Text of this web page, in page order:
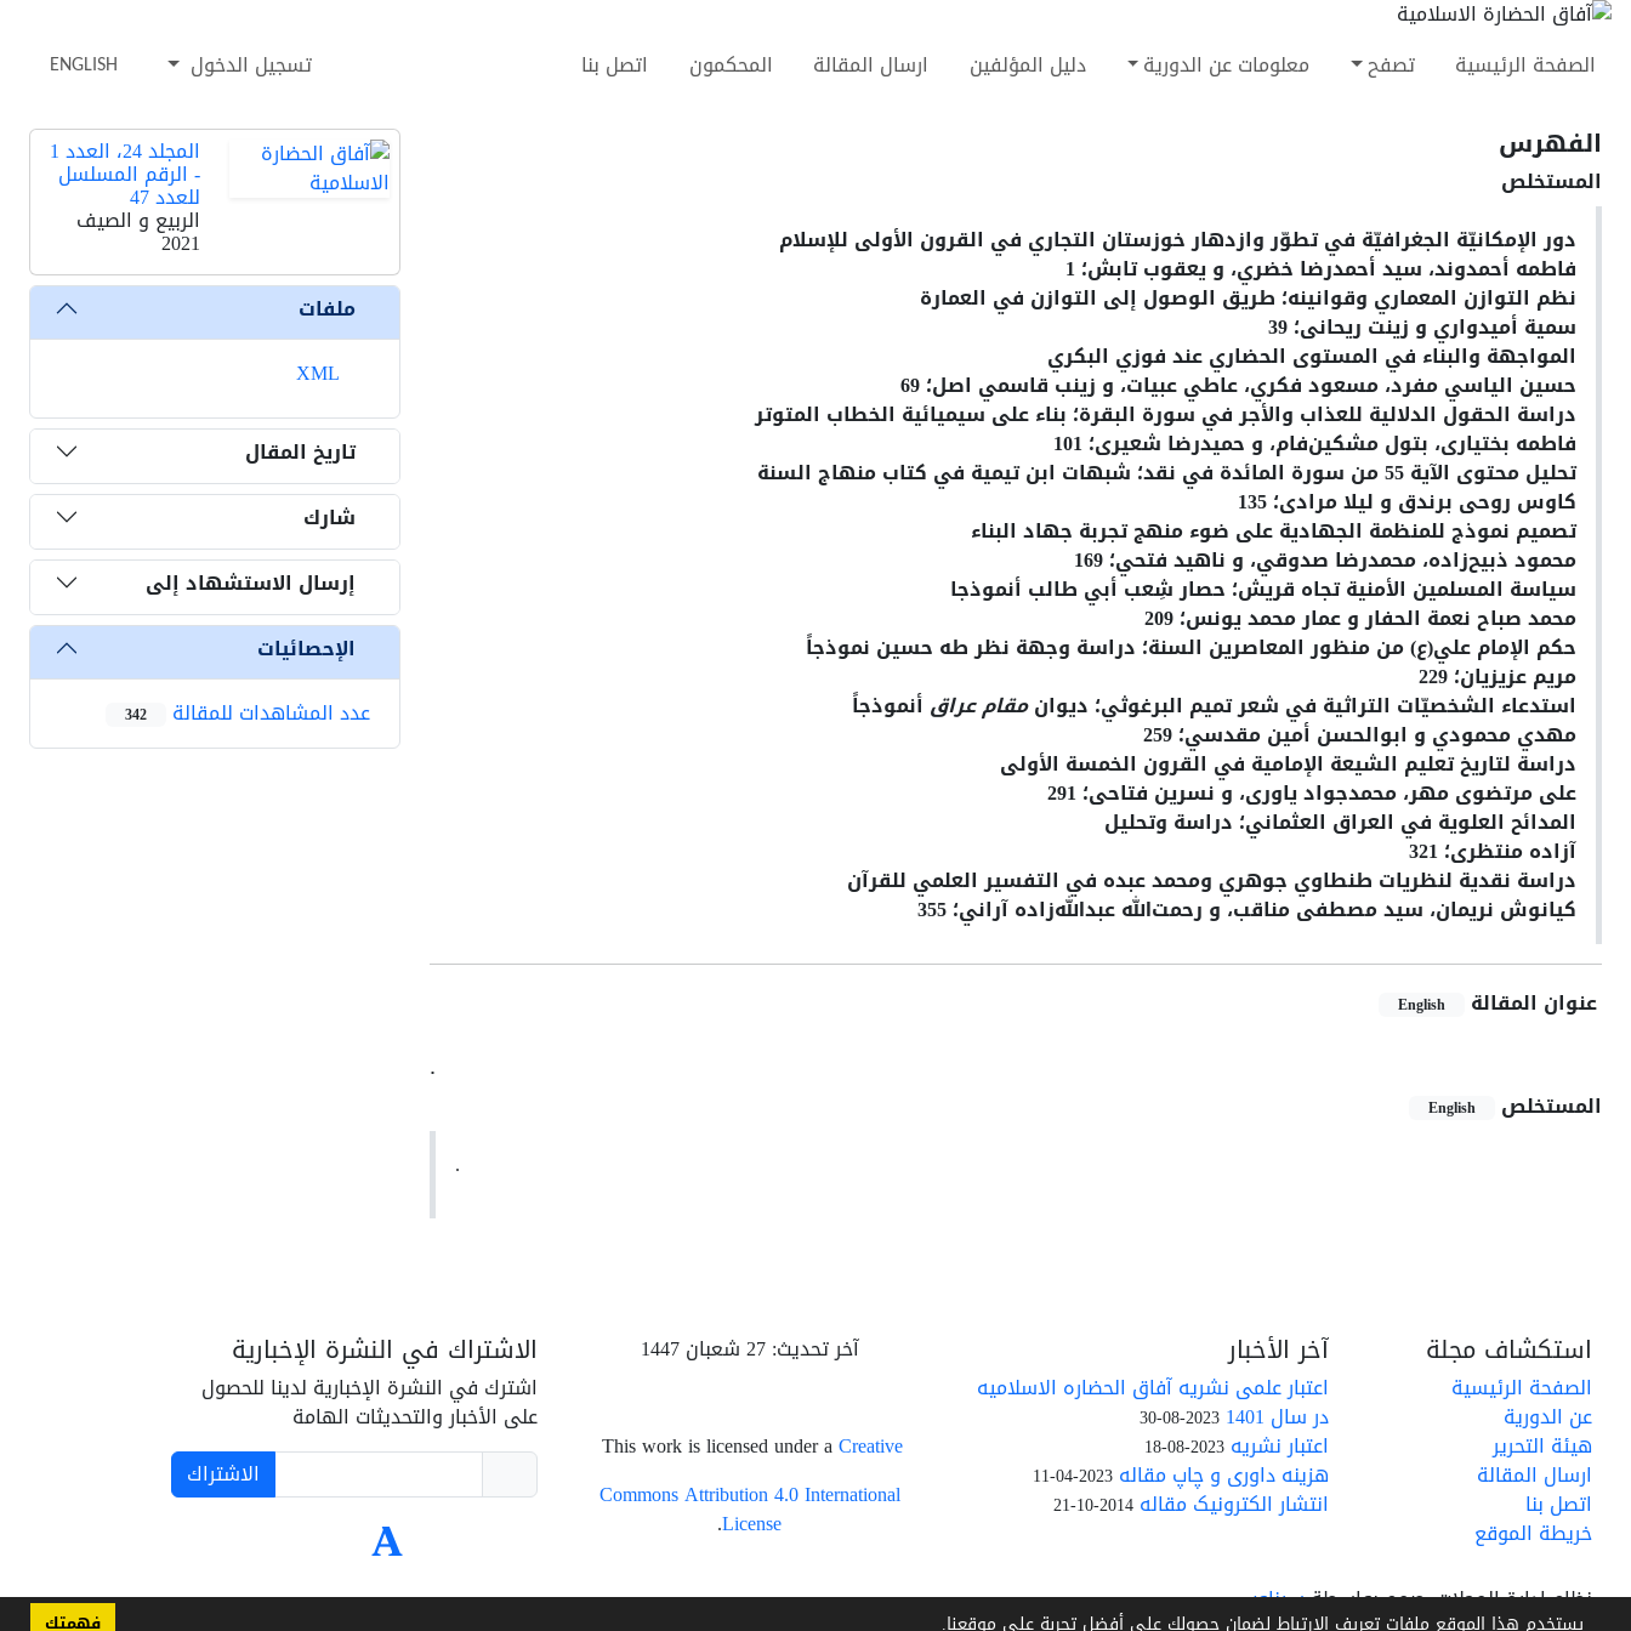
فهمتك
الصفحة الرئيسية تصفح معلومات عن الدورية دليل المؤلفين ارسال المقالة المحكمون اتصل بنا تسجيل الدخول ENGLISH
الفهرس
المستخلص
دور ‌‌الإمکانيّة ‌‌الجغرافيّة ‌‌في ‌‌تطوّر ‌‌وازدهار ‌‌خوزستان ‌‌التجاري ‌‌في ‌‌القرون ‌‌الأولى ‌‌للإسلام
فاطمه ‌‌أحمدوند، سید ‌‌أحمدرضا ‌‌خضري، و ‌‌یعقوب ‌‌تابش؛ 1
نظم التوازن المعماري وقوانينه؛ طريق الوصول إلى التوازن في العمارة
سمية أميدواري و زینت ریحانی؛ 39
المواجهة والبناء في المستوی الحضاري عند فوزي البکري
حسین الیاسي مفرد، مسعود فکري، عاطي عبیات، و زینب قاسمي اصل؛ 69
دراسة الحقول الدلالیة للعذاب والأجر في سورة البقرة؛ بناء على سيميائية الخطاب المتوتر
فاطمه بختیاری، بتول مشکین‌فام، و حمیدرضا شعیری؛ 101
تحليل محتوى الآية 55 من سورة المائدة في نقد؛ شبهات ابن تيمية في کتاب منهاج السنة
کاوس روحی برندق و لیلا مرادی؛ 135
تصمیم نموذج للمنظمة الجهادية علی ضوء منهج تجربة جهاد البناء
محمود ذبيح‌زاده، محمدرضا صدوقي، و ناهيد فتحي؛ 169
سياسة المسلمين الأمنية تجاه قريش؛ حصار شِعب أبي طالب أنموذجا
محمد صباح نعمة الحفار و عمار محمد يونس؛ 209
حکم الإمام علي(ع) من منظور المعاصرين السنة؛ دراسة وجهة نظر طه حسين نموذجاً
مريم عزيزيان؛ 229
استدعاء الشخصيّات التراثية في شعر تميم البرغوثي؛ ديوانمقام عراق أنموذجاً
مهدي محمودي و ابوالحسن أمين مقدسي؛ 259
دراسة لتاریخ تعلیم الشیعة الإمامیة في القرون الخمسة الأولی
علی مرتضوی مهر، محمدجواد یاوری، و نسرین فتاحی؛ 291
المدائح العلویة في العراق العثماني؛ دراسة وتحلیل
آزاده منتظری؛ 321
دراسة نقدية لنظريات طنطاوي جوهري ومحمد عبده في التفسير العلمي للقرآن
کيانوش نريمان، سيد مصطفی مناقب، و رحمت‌الله عبدالله‌زاده آراني؛ 355
عنوان المقالة English
.
المستخلص English
.
المجلد 24، العدد 1
- الرقم المسلسل
للعدد 47
الربیع و الصیف
2021
ملفات
تاریخ المقال
شارك
إرسال الاستشهاد إلى
الإحصائيات
عدد المشاهدات للمقالة
342
استكشاف مجلة
الصفحة الرئيسية
عن الدورية
هيئة التحرير
ارسال المقالة
اتصل بنا
خريطة الموقع
آخر الأخبار
اعتبار علمی نشریه آفاق الحضاره الاسلامیه
در سال 1401 2023-08-30
اعتبار نشريه 2023-08-18
هزینه داوری و چاپ مقاله 2023-04-11
انتشار الکترونیک مقاله 2014-10-21
آخر تحديث: 27 شعبان 1447
This work is licensed under aCreative
Commons Attribution 4.0 International
License
.
الاشتراك في النشرة الإخبارية
اشترك في النشرة الإخبارية لدينا للحصول
على الأخبار والتحديثات الهامة
الاشتراك
نظام إدارة المجلات.صمم بواسطةسیناوب